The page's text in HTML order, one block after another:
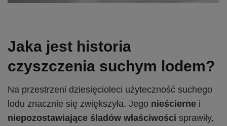
Jaka jest historia
czyszczenia suchym lodem?
Na przestrzeni dziesięcioleci użyteczność suchego
lodu znacznie się zwiększyła. Jego nieścierne i
niepozostawiające śladów właściwości sprawiły,